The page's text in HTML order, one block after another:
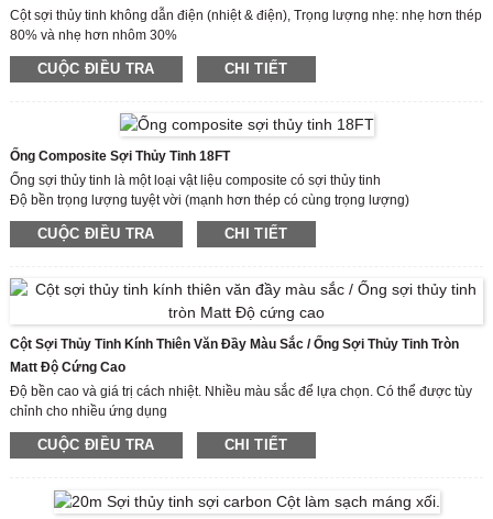
Cột sợi thủy tinh không dẫn điện (nhiệt & điện), Trọng lượng nhẹ: nhẹ hơn thép
80% và nhẹ hơn nhôm 30%
Màu sắc, kích thước và đường viền có thể được tùy chỉnh theo yêu cầu cụ thể
của khách hàng
CUỘC ĐIỀU TRA CHI TIẾT
Ống Composite Sợi Thủy Tinh 18FT
Ống sợi thủy tinh là một loại vật liệu composite có sợi thủy tinh
Độ bền trọng lượng tuyệt vời (mạnh hơn thép có cùng trọng lượng)
Hệ số ma sát thấp (tốt hơn 25% so với thép)
Độ ổn định kích thước
CUỘC ĐIỀU TRA CHI TIẾT
Cột Sợi Thủy Tinh Kính Thiên Văn Đầy Màu Sắc / Ống Sợi Thủy Tinh Tròn
Matt Độ Cứng Cao
Độ bền cao và giá trị cách nhiệt. Nhiều màu sắc để lựa chọn. Có thể được tùy
chỉnh cho nhiều ứng dụng
Ống sợi thủy tinh là một loại vật liệu composite với sợi thủy tinh và các sản
phẩm của nó (vải thủy tinh, băng keo, nỉ, sợi, v.v.) làm vật liệu gia cố và nhựa
CUỘC ĐIỀU TRA CHI TIẾT